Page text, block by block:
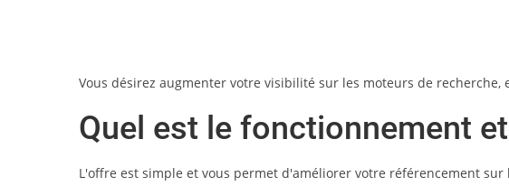
Vous désirez augmenter votre visibilité sur les moteurs de
Quel est le fonctionnement
L'offre est simple et vous permet d'améliorer votre référencement